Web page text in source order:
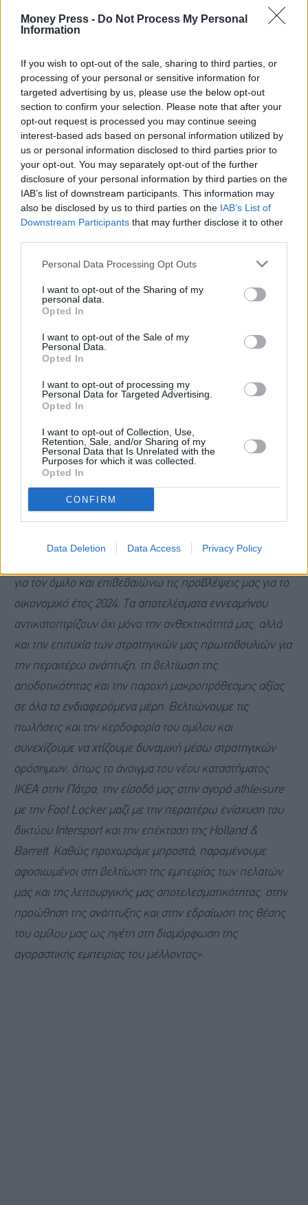
Money Press - Do Not Process My Personal
Information
If you wish to opt-out of the sale, sharing to third parties, or
processing of your personal or sensitive information for
targeted advertising by us, please use the below opt-out
section to confirm your selection. Please note that after your
opt-out request is processed you may continue seeing
interest-based ads based on personal information utilized by
us or personal information disclosed to third parties prior to
your opt-out. You may separately opt-out of the further
disclosure of your personal information by third parties on the
IAB’s list of downstream participants. This information may
also be disclosed by us to third parties on the IAB’s List of
Downstream Participants that may further disclose it to other
Personal Data Processing Opt Outs
I want to opt-out of the Sharing of my
personal data.
Opted In
I want to opt-out of the Sale of my
Personal Data.
Opted In
I want to opt-out of processing my
Personal Data for Targeted Advertising.
Opted In
I want to opt-out of Collection, Use,
Retention, Sale, and/or Sharing of my
Personal Data that Is Unrelated with the
Purposes for which it was collected.
Opted In
CONFIRM
Data Deletion Data Access Privacy Policy
εξωτερικού. Μέχρι στιγμής έχουν προστεθεί 7 νέα
Βουλγαρία).
Μέσα στο έτος μέχρι στιγμής έχουν εγκαινιαστεί 4 νέα
καταστήματα Holland & Barrett, ενώ εξετάζονται νέες
συνεργασίες.
Το έργο για την κατασκευή του νέου Διεθνούς Κέντρου
Διανομής της InterIkea προχωράει σύμφωνα με το
πλάνο, με την Trade Logistics να προετοιμάζεται για τη
λειτουργική διαχείριση του νέου αυτού DC εντός του
2025.
Ο όμιλος επιβεβαιώνει την πρόθεσή του να μειώσει το
ποσοστό του ομίλου στην Trade Estates κάτω του 50%.
Ως εκ τούτου, θα προχωρήσει σε αποενοποίηση της
Trade Estates από τις ενοποιημένες οικονομικές
καταστάσεις, μια κίνηση που θα επιτρέψει στον όμιλο
θετικές ταμειακές ροές του, τόσο άμεσα μέσω των
διαχρονικά λόγω της υψηλής μερισματικής απόδοσης
της Trade Estates.
Δημήτρης Βαλαχής, Διευθύνων Σύμβουλος του ομίλου
Fourlis, σχολίασε:«Καθώς πλησιάζουμε τους τελευταίους
μήνες του 2024, είμαι περήφανος που αναφέρω μια
για τον όμιλο και επιβεβαιώνω τις προβλέψεις μας για το
οικονομικό έτος 2024. Τα αποτελέσματα εννεαμήνου
αντικατοπτρίζουν όχι μόνο την ανθεκτικότητά μας, αλλά
και την επιτυχία των στρατηγικών μας πρωτοβουλιών για
την περαιτέρω ανάπτυξη, τη βελτίωση της
αποδοτικότητας και την παροχή μακροπρόθεσμης αξίας
σε όλα τα ενδιαφερόμενα μέρη. Βελτιώνουμε τις
πωλήσεις και την κερδοφορία του ομίλου και
συνεχίζουμε να χτίζουμε δυναμική μέσω στρατηγικών
ορόσημων, όπως το άνοιγμα του νέου καταστήματος
IKEA στην Πάτρα, την είσοδό μας στην αγορά athleisure
με την Foot Locker μαζί με την περαιτέρω ενίσχυση του
δικτύου Intersport και την επέκταση της Holland &
Barrett. Καθώς προχωράμε μπροστά, παραμένουμε
αφοσιωμένοι στη βελτίωση της εμπειρίας των πελατών
μας και της λειτουργικής μας αποτελεσματικότητας, στην
προώθηση της ανάπτυξης και στην εδραίωση της θέσης
του ομίλου μας ως ηγέτη στη διαμόρφωση της
αγοραστικής εμπειρίας του μέλλοντος».